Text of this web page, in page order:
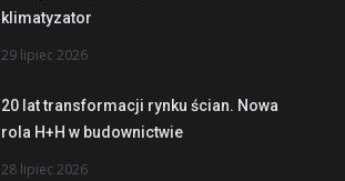
klimatyzator
29 lipiec 2026
20 lat transformacji rynku ścian. Nowa
rola H+H w budownictwie
28 lipiec 2026